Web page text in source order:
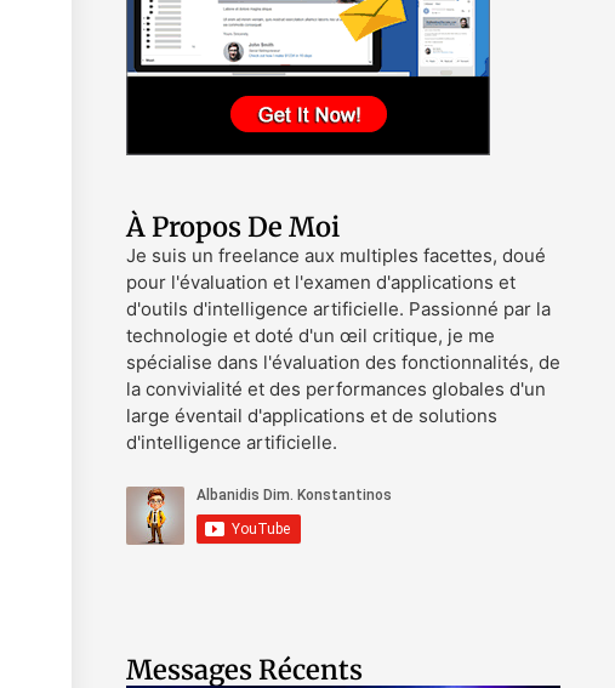
À Propos De Moi
Je suis un freelance aux multiples facettes, doué
pour l'évaluation et l'examen d'applications et
d'outils d'intelligence artificielle. Passionné par la
technologie et doté d'un œil critique, je me
spécialise dans l'évaluation des fonctionnalités, de
la convivialité et des performances globales d'un
large éventail d'applications et de solutions
d'intelligence artificielle.
Messages Récents